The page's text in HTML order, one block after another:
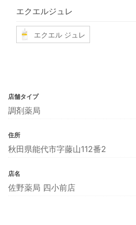
エクエルジュレ
エクエル ジュレ
店舗タイプ
調剤薬局
住所
秋田県能代市字藤山112番2
店名
佐野薬局 四小前店